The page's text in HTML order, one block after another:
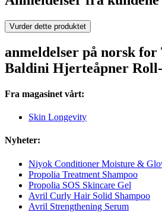
Vurder dette produktet
anmeldelser på norsk for
Baldini Hjerteåpner
Fra magasinet vårt:
Skin Longevity
Nyheter:
Niyok Conditioner Moisture &
Propolia Treatment Shampoo
Propolia SOS Skincare Gel
Avril Curly Hair Solid Shampoo
Avril Strengthening Serum